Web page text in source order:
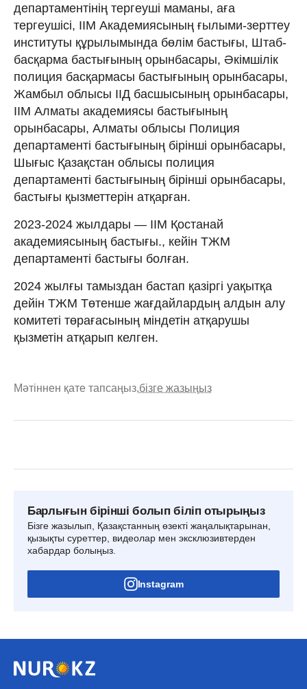
департаментінің тергеуші маманы, аға
тергеушісі, ІІМ Академиясының ғылыми-зерттеу
институты құрылымында бөлім бастығы, Штаб-
басқарма бастығының орынбасары, Әкімшілік
полиция басқармасы бастығының орынбасары,
Жамбыл облысы ІІД басшысының орынбасары,
ІІМ Алматы академиясы бастығының
орынбасары, Алматы облысы Полиция
департаменті бастығының бірінші орынбасары,
Шығыс Қазақстан облысы полиция
департаменті бастығының бірінші орынбасары,
бастығы қызметтерін атқарған.
2023-2024 жылдары — ІІМ Қостанай
академиясының бастығы., кейін ТЖМ
департаменті бастығы болған.
2024 жылғы тамыздан бастап қазіргі уақытқа
дейін ТЖМ Төтенше жағдайлардың алдын алу
комитеті төрағасының міндетін атқарушы
қызметін атқарып келген.
Мәтіннен қате тапсаңыз,бізге жазыңыз
Барлығын бірінші болып біліп отырыңыз
Бізге жазылып, Қазақстанның өзекті жаңалықтарынан,
қызықты суреттер, видеолар мен эксклюзивтерден
хабардар болыңыз.
Instagram